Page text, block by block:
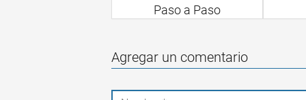
Paso a Paso
Agregar un comentario